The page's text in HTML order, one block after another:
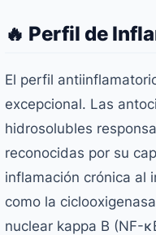
🔥 Perfil de
El perfil
excepcional. Las
hidrosolubles
reconocidas por su
inflamación crónica al
como la
nuclear kappa B (NF-